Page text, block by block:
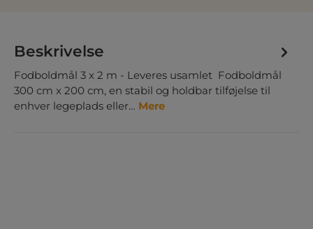
Beskrivelse
Fodboldmål 3 x 2 m - Leveres usamlet Fodboldmål
300 cm x 200 cm, en stabil og holdbar tilføjelse til
enhver legeplads eller… Mere